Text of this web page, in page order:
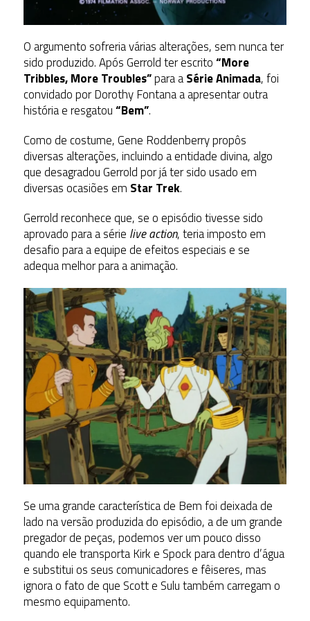
O argumento sofreria várias alterações, sem nunca ter
sido produzido. Após Gerrold ter escrito“More
Tribbles, More Troubles”para aSérie Animada, foi
convidado por Dorothy Fontana a apresentar outra
história e resgatou“Bem”.
Como de costume, Gene Roddenberry propôs
diversas alterações, incluindo a entidade divina, algo
que desagradou Gerrold por já ter sido usado em
diversas ocasiões em Star Trek.
Gerrold reconhece que, se o episódio tivesse sido
aprovado para a série live action, teria imposto em
desafio para a equipe de efeitos especiais e se
adequa melhor para a animação.
Se uma grande característica de Bem foi deixada de
lado na versão produzida do episódio, a de um grande
pregador de peças, podemos ver um pouco disso
quando ele transporta Kirk e Spock para dentro d’água
e substitui os seus comunicadores e fêiseres, mas
ignora o fato de que Scott e Sulu também carregam o
mesmo equipamento.